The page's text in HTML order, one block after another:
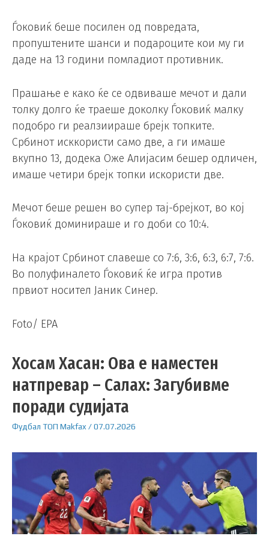
Ѓоковиќ беше посилен од повредата,
пропуштените шанси и подароците кои му ги
даде на 13 години помладиот противник.
Прашање е како ќе се одвиваше мечот и дали
толку долго ќе траеше доколку Ѓоковиќ малку
подобро ги реалзиираше брејк топките.
Србинот исккористи само две, а ги имаше
вкупно 13, додека Оже Алијасим бешер одличен,
имаше четири брејк топки искористи две.
Мечот беше решен во супер тај-брејкот, во кој
Ѓоковиќ доминираше и го доби со 10:4.
На крајот Србинот славеше со 7:6, 3:6, 6:3, 6:7, 7:6.
Во полуфиналето Ѓоковиќ ќе игра против
првиот носител Јаник Синер.
Foto/ EPA
Хосам Хасан: Ова е наместен
натпревар – Салах: Загубивме
поради судијата
Фудбал ТОП Makfax /07.07.2026